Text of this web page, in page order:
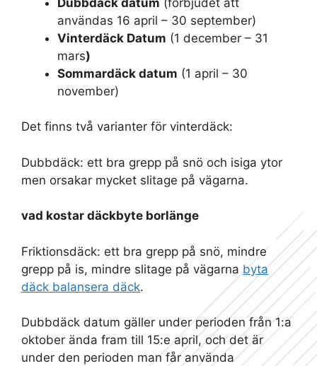
användas 16 april – 30 september)
Vinterdäck Datum (1 december – 31
mars)
Sommardäck datum (1 april – 30
november)
Det finns två varianter för vinterdäck:
Dubbdäck: ett bra grepp på snö och isiga ytor
men orsakar mycket slitage på vägarna.
vad kostar däckbyte borlänge
Friktionsdäck: ett bra grepp på snö, mindre
grepp på is, mindre slitage på vägarna byta
däck balansera däck.
Dubbdäck datum gäller under perioden från 1:a
oktober ända fram till 15:e april, och det är
under den perioden man får använda